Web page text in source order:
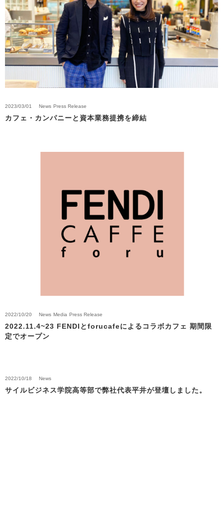
2023/03/01 News Press Release
カフェ・カンパニーと資本業務提携を締結
2022/10/20 News Media Press Release
2022.11.4~23 FENDIとforucafeによるコラボカフェ 期間限
定でオープン
2022/10/18 News
サイルビジネス学院高等部で弊社代表平井が登壇しました。